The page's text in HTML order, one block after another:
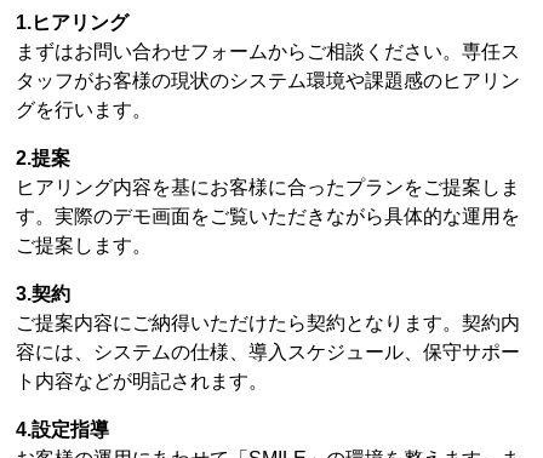
1.ヒアリング
まずはお問い合わせフォームからご相談ください。専任ス
タッフがお客様の現状のシステム環境や課題感のヒアリン
グを行います。
2.提案
ヒアリング内容を基にお客様に合ったプランをご提案しま
す。実際のデモ画面をご覧いただきながら具体的な運用を
ご提案します。
3.契約
ご提案内容にご納得いただけたら契約となります。契約内
容には、システムの仕様、導入スケジュール、保守サポー
ト内容などが明記されます。
4.設定指導